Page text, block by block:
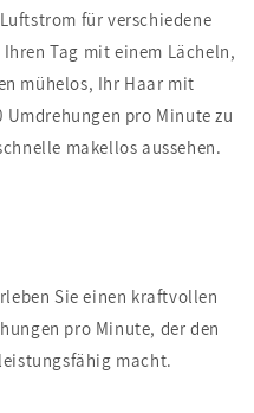
für verschiedene
Tag mit einem Lächeln,
mühelos, Ihr Haar mit
Umdrehungen pro Minute zu
makellos aussehen.
Sie einen kraftvollen
pro Minute, der den
macht.